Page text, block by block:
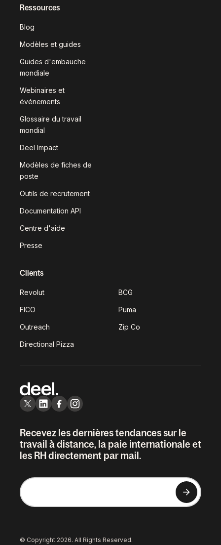
Ressources
Blog
Modèles et guides
Guides d'embauche
mondiale
Webinaires et
événements
Glossaire du travail
mondial
Deel Impact
Modèles de fiches de
poste
Outils de recrutement
Documentation API
Centre d'aide
Presse
Clients
Revolut BCG
FICO Puma
Outreach Zip Co
Directional Pizza
Recevez les dernières tendances sur le
travail à distance, la paie internationale et
les RH directement par mail.
© Copyright 2026. All Rights Reserved.